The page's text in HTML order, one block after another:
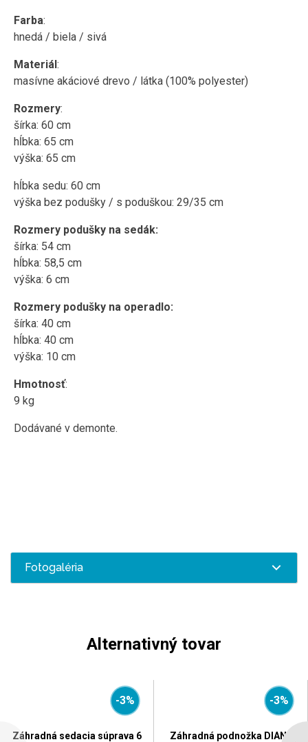
Farba:
hnedá / biela / sivá
Materiál:
masívne akáciové drevo / látka (100% polyester)
Rozmery:
šírka: 60 cm
hĺbka: 65 cm
výška: 65 cm
hĺbka sedu: 60 cm
výška bez podušky / s poduškou: 29/35 cm
Rozmery podušky na sedák:
šírka: 54 cm
hĺbka: 58,5 cm
výška: 6 cm
Rozmery podušky na operadlo:
šírka: 40 cm
hĺbka: 40 cm
výška: 10 cm
Hmotnosť:
9 kg
Dodávané v demonte.
Fotogaléria
Alternativný tovar
-3%
Záhradná sedacia súprava 6
-3%
Záhradná podnožka DIANA